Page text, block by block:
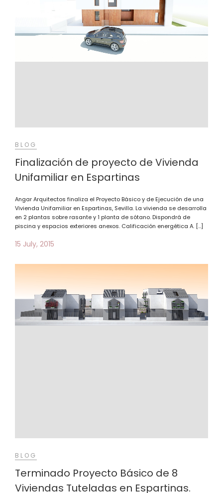
BLOG
Finalización de proyecto de Vivienda
Unifamiliar en Espartinas
Angar Arquitectos finaliza el Proyecto Básico y de Ejecución de una
Vivienda Unifamiliar en Espartinas, Sevilla. La vivienda se desarrolla
en 2 plantas sobre rasante y 1 planta de sótano. Dispondrá de
piscina y espacios exteriores anexos. Calificación energética A. […]
15 July, 2015
BLOG
Terminado Proyecto Básico de 8
Viviendas Tuteladas en Espartinas.